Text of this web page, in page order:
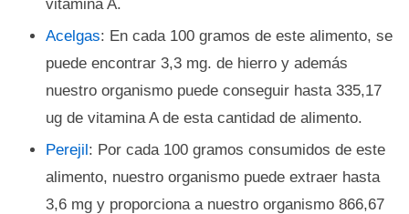
vitamina A.
Acelgas: En cada 100 gramos de este alimento, se
puede encontrar 3,3 mg. de hierro y además
nuestro organismo puede conseguir hasta 335,17
ug de vitamina A de esta cantidad de alimento.
Perejil: Por cada 100 gramos consumidos de este
alimento, nuestro organismo puede extraer hasta
3,6 mg y proporciona a nuestro organismo 866,67